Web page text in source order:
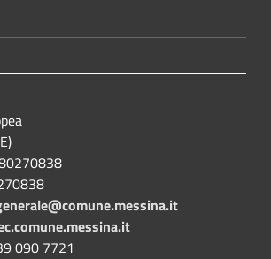
messina.it
090 7721